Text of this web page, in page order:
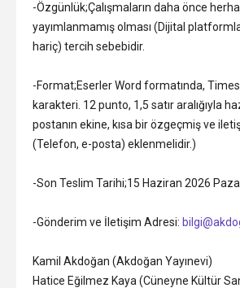
-Özgünlük;Çalışmaların daha önce
yayımlanmamış olması (Dijital
hariç) tercih sebebidir.
-Format;Eserler Word formatında,
karakteri. 12 punto, 1,5 satır aralığıyla
postanın ekine, kısa bir özgeçmiş ve
(Telefon, e-posta) eklenmelidir.)
-Son Teslim Tarihi;15 Haziran 2026
-Gönderim ve İletişim Adresi:
Kamil Akdoğan (Akdoğan Yayınevi)
Hatice Eğilmez Kaya (Cüneyne Kültür